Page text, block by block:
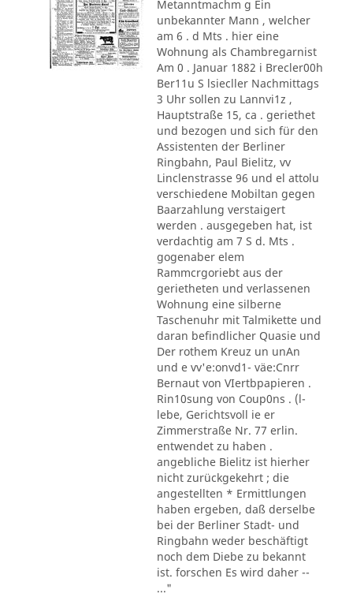
Metanntmachm g Ein
unbekannter Mann , welcher
am 6 . d Mts . hier eine
Wohnung als Chambregarnist
Am 0 . Januar 1882 i Brecler00h
Ber11u S lsiecller Nachmittags
3 Uhr sollen zu Lannvi1z ,
Hauptstraße 15, ca . geriethet
und bezogen und sich für den
Assistenten der Berliner
Ringbahn, Paul Bielitz, vv
Linclenstrasse 96 und el attolu
verschiedene Mobiltan gegen
Baarzahlung verstaigert
werden . ausgegeben hat, ist
verdachtig am 7 S d. Mts .
gogenaber elem
Rammcrgoriebt aus der
gerietheten und verlassenen
Wohnung eine silberne
Taschenuhr mit Talmikette und
daran befindlicher Quasie und
Der rothem Kreuz un unAn
und e vv'e:onvd1- väe:Cnrr
Bernaut von VIertbpapieren .
Rin10sung von Coup0ns . (l-
lebe, Gerichtsvoll ie er
Zimmerstraße Nr. 77 erlin.
entwendet zu haben .
angebliche Bielitz ist hierher
nicht zurückgekehrt ; die
angestellten * Ermittlungen
haben ergeben, daß derselbe
bei der Berliner Stadt- und
Ringbahn weder beschäftigt
noch dem Diebe zu bekannt
ist. forschen Es wird daher --
..."